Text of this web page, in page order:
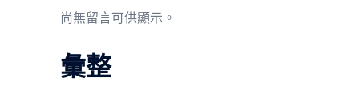
尚無留言可供顯示。
彙整